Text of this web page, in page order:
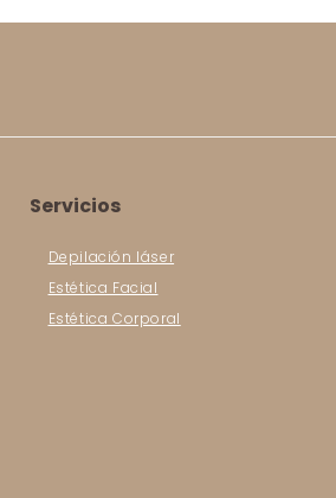
Servicios
Depilación láser
Estética Facial
Estética Corporal